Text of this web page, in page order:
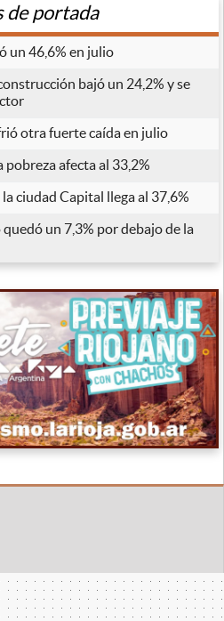
de portada
un 46,6% en julio
bajó un 24,2% y se
otra fuerte caída en julio
pobreza afecta al 33,2%
ciudad Capital llega al 37,6%
un 7,3% por debajo de la